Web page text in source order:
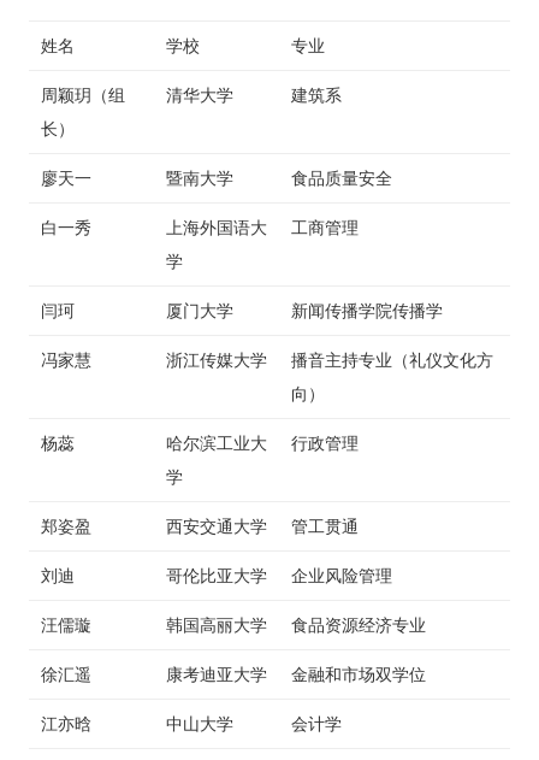
姓名 学校 专业
周颖玥（组
长）
清华大学 建筑系
廖天一 暨南大学 食品质量安全
白一秀
上海外国语大
学
工商管理
闫珂 厦门大学 新闻传播学院传播学
冯家慧 浙江传媒大学
播音主持专业（礼仪文化方
向）
杨蕊
哈尔滨工业大
学
行政管理
郑姿盈 西安交通大学 管工贯通
刘迪 哥伦比亚大学 企业风险管理
汪儒璇 韩国高丽大学 食品资源经济专业
徐汇遥 康考迪亚大学 金融和市场双学位
江亦晗 中山大学 会计学